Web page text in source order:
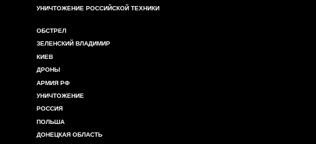
УНИЧТОЖЕНИЕ РОССИЙСКОЙ ТЕХНИКИ
ОБСТРЕЛ
ЗЕЛЕНСКИЙ ВЛАДИМИР
КИЕВ
ДРОНЫ
АРМИЯ РФ
УНИЧТОЖЕНИЕ
РОССИЯ
ПОЛЬША
ДОНЕЦКАЯ ОБЛАСТЬ